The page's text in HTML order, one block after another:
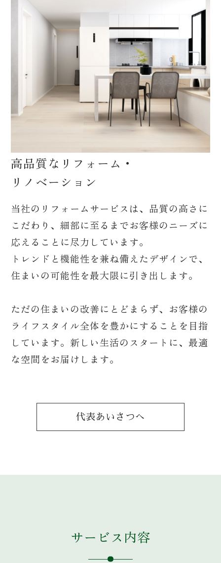
高品質なリフォーム・
リノベーション
当社のリフォームサービスは、品質の高さに
こだわり、細部に至るまでお客様のニーズに
応えることに尽力しています。
トレンドと機能性を兼ね備えたデザインで、
住まいの可能性を最大限に引き出します。
ただの住まいの改善にとどまらず、お客様の
ライフスタイル全体を豊かにすることを目指
しています。新しい生活のスタートに、最適
な空間をお届けします。
代表あいさつへ
サービス内容